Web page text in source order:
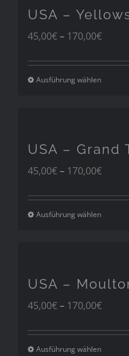
USA –
45,00€– 170,00€
bis
Ausführung wählen
USA – Grand
45,00€– 170,00€
bis
Ausführung wählen
USA –
45,00€– 170,00€
bis
Ausführung wählen